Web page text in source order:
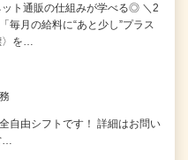
ト通販の仕組みが学べる◎ ＼2
毎月の給料に“あと少し”プラス
を…
自由シフトです！ 詳細はお問い